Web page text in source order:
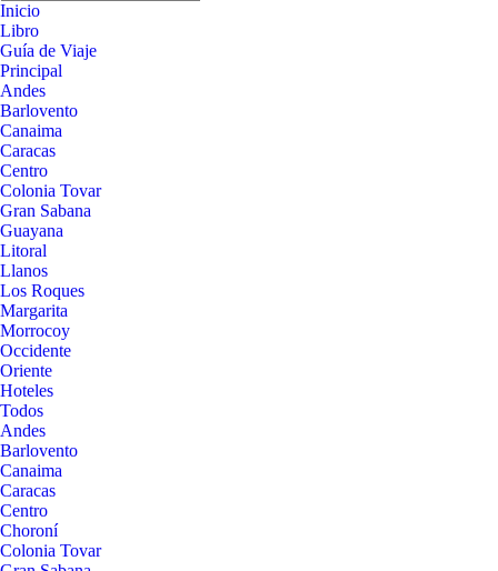
Inicio
Libro
Guía de Viaje
Principal
Andes
Barlovento
Canaima
Caracas
Centro
Colonia Tovar
Gran Sabana
Guayana
Litoral
Llanos
Los Roques
Margarita
Morrocoy
Occidente
Oriente
Hoteles
Todos
Andes
Barlovento
Canaima
Caracas
Centro
Choroní
Colonia Tovar